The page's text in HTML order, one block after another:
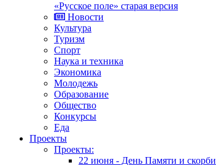
«Русское поле» старая версия
Новости
Культура
Туризм
Спорт
Наука и техника
Экономика
Молодежь
Образование
Общество
Конкурсы
Еда
Проекты
Проекты:
22 июня - День Памяти и скорби